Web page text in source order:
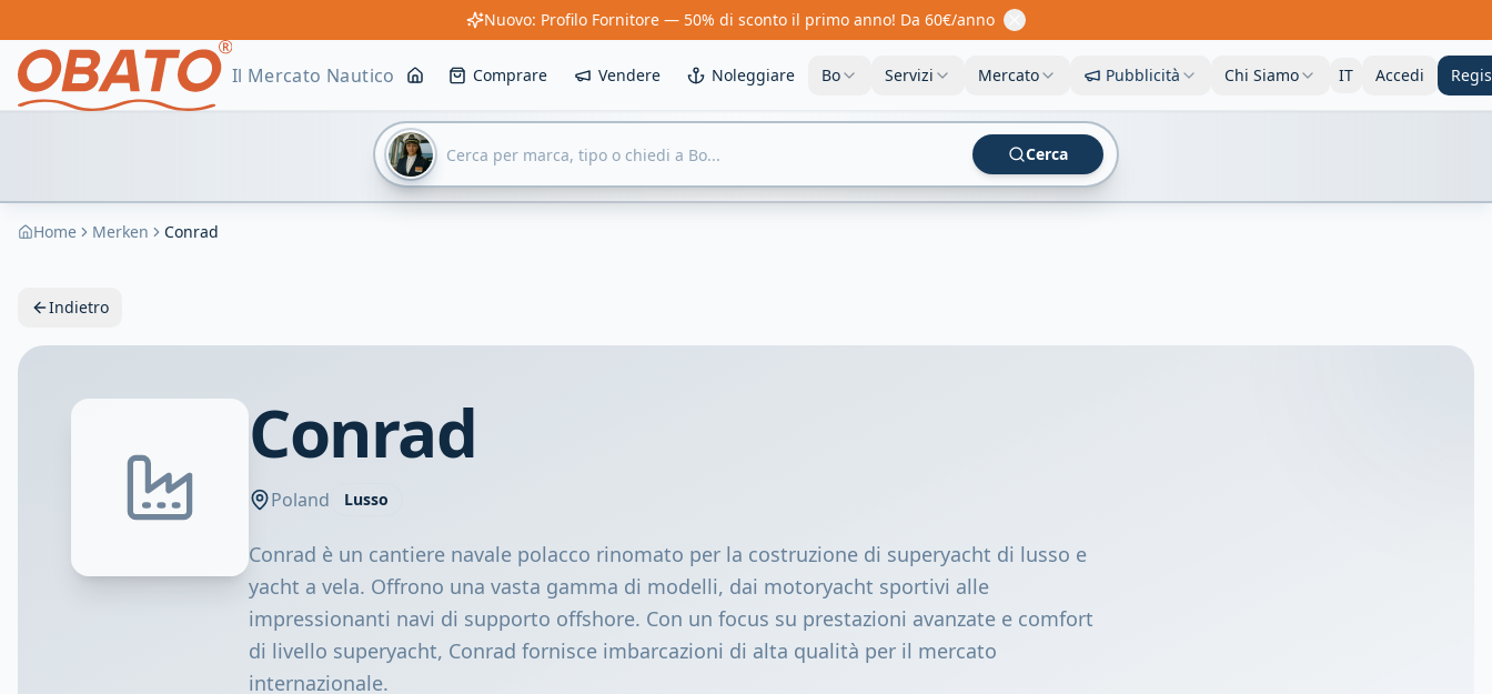
Nuovo: Profilo Fornitore — 50% di sconto il primo anno! Da 60€/anno
Il Mercato Nautico Comprare Vendere Noleggiare Bo Servizi Mercato Pubblicità Chi Siamo IT Accedi
Cerca
Home Merken Conrad
Indietro
Conrad
Poland Lusso
Conrad è un cantiere navale polacco rinomato per la costruzione di superyacht di lusso e
yacht a vela. Offrono una vasta gamma di modelli, dai motoryacht sportivi alle
impressionanti navi di supporto offshore. Con un focus su prestazioni avanzate e comfort
di livello superyacht, Conrad fornisce imbarcazioni di alta qualità per il mercato
internazionale.